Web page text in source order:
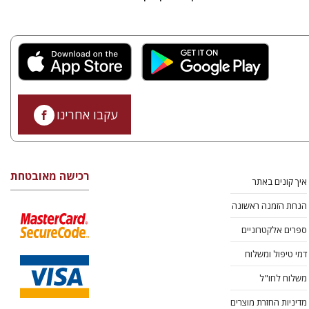
עקבו אחרינו
איך קונים באתר
הנחת הזמנה ראשונה
ספרים אלקטרוניים
דמי טיפול ומשלוח
משלוח לחו"ל
מדיניות החזרת מוצרים
רכישה מאובטחת